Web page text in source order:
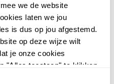
we de website
laten we jou
is dus op jou afgestemd.
op deze wijze wilt
je onze cookies
"Alles toestaan" te klikken.